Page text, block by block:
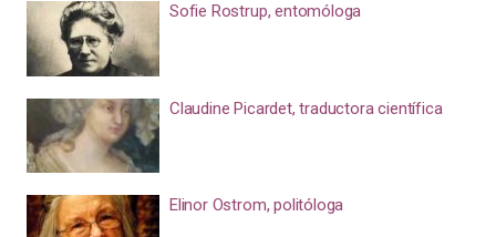
Sofie Rostrup, entomóloga
Claudine Picardet, traductora científica
Elinor Ostrom, politóloga